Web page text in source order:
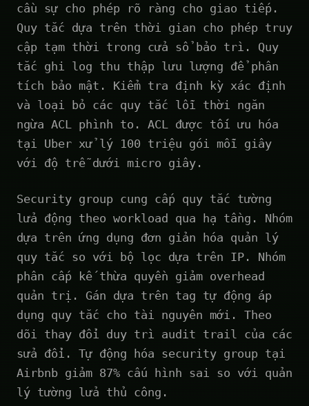
cầu sự cho phép rõ ràng cho giao tiếp.
Quy tắc dựa trên thời gian cho phép truy
cập tạm thời trong cửa sổ bảo trì. Quy
tắc ghi log thu thập lưu lượng để phân
tích bảo mật. Kiểm tra định kỳ xác định
và loại bỏ các quy tắc lỗi thời ngăn
ngừa ACL phình to. ACL được tối ưu hóa
tại Uber xử lý 100 triệu gói mỗi giây
với độ trễ dưới micro giây.
Security group cung cấp quy tắc tường
lửa động theo workload qua hạ tầng. Nhóm
dựa trên ứng dụng đơn giản hóa quản lý
quy tắc so với bộ lọc dựa trên IP. Nhóm
phân cấp kế thừa quyền giảm overhead
quản trị. Gán dựa trên tag tự động áp
dụng quy tắc cho tài nguyên mới. Theo
dõi thay đổi duy trì audit trail của các
sửa đổi. Tự động hóa security group tại
Airbnb giảm 87% cấu hình sai so với quản
lý tường lửa thủ công.